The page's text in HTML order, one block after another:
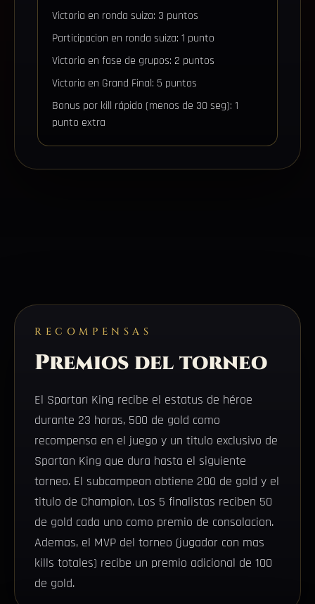
Victoria en ronda suiza: 3 puntos
Participacion en ronda suiza: 1 punto
Victoria en fase de grupos: 2 puntos
Victoria en Grand Final: 5 puntos
Bonus por kill rápido (menos de 30 seg): 1
punto extra
RECOMPENSAS
Premios del torneo
El Spartan King recibe el estatus de héroe
durante 23 horas, 500 de gold como
recompensa en el juego y un titulo exclusivo de
Spartan King que dura hasta el siguiente
torneo. El subcampeon obtiene 200 de gold y el
titulo de Champion. Los 5 finalistas reciben 50
de gold cada uno como premio de consolacion.
Ademas, el MVP del torneo (jugador con mas
kills totales) recibe un premio adicional de 100
de gold.